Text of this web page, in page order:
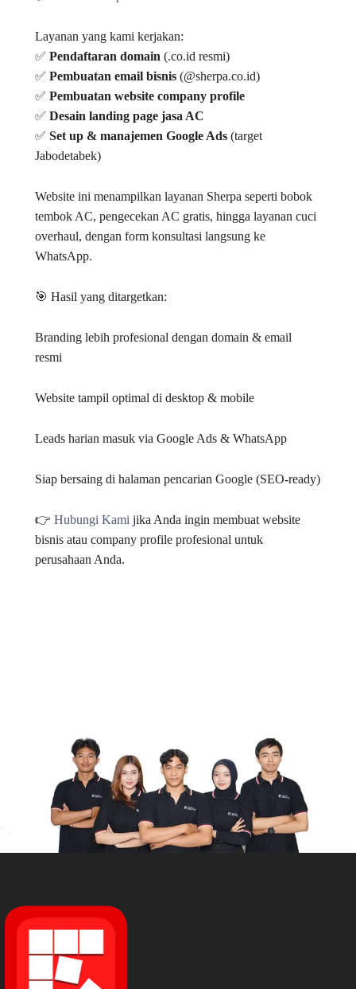
Layanan yang kami kerjakan:
✅ Pendaftaran domain (.co.id resmi)
✅ Pembuatan email bisnis(@sherpa.co.id)
✅ Pembuatan website company profile
✅ Desain landing page jasa AC
✅ Set up & manajemen Google Ads(target
Jabodetabek)
Website ini menampilkan layanan Sherpa seperti bobok
tembok AC, pengecekan AC gratis, hingga layanan cuci
overhaul, dengan form konsultasi langsung ke
WhatsApp.
🎯 Hasil yang ditargetkan:
Branding lebih profesional dengan domain & email
resmi
Website tampil optimal di desktop & mobile
Leads harian masuk via Google Ads & WhatsApp
Siap bersaing di halaman pencarian Google (SEO-ready)
👉 Hubungi Kami jika Anda ingin membuat website
bisnis atau company profile profesional untuk
perusahaan Anda.